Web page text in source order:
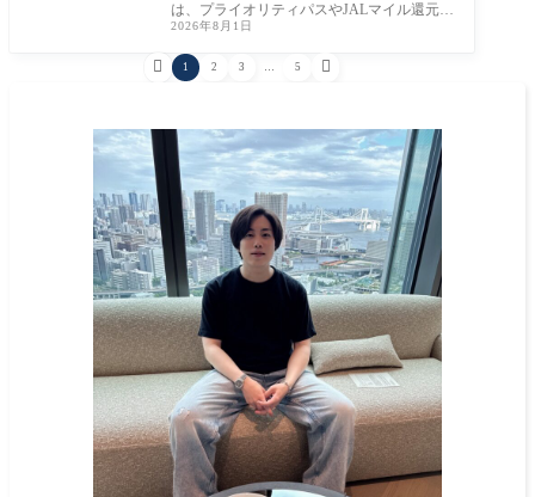
は、プライオリティパスやJALマイル還元率
最大1.125%など、魅力的な特典が豊富にそ
2026年8月1日
 1 2 3 … 5 